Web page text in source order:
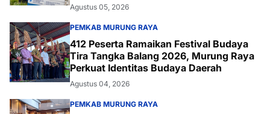
Agustus 05, 2026
PEMKAB MURUNG RAYA
412 Peserta Ramaikan Festival Budaya
Tira Tangka Balang 2026, Murung Raya
Perkuat Identitas Budaya Daerah
Agustus 04, 2026
PEMKAB MURUNG RAYA